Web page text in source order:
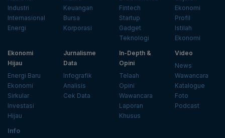
Industri
Internasional
Energi
Keuangan
Bursa
Korporasi
Fintech
Startup
Gadget
Teknologi
Ekonomi
Profil
Istilah
Ekonomi
Ekonomi
Hijau
Energi Baru
Ekonomi
Sirkular
Investasi
Hijau
Jurnalisme
Data
Infografik
Analisis
Cek Data
In-Depth &
Opini
Telaah
Opini
Wawancara
Laporan
Khusus
Video
News
Wawancara
Katalogue
Foto
Podcast
Info